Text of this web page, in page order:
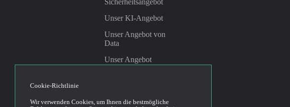
Sicherheitsangebot
Unser KI-Angebot
Unser Angebot von
Data
Unser Angebot
Cookie-Richtlinie
Wir verwenden Cookies, um Ihnen die bestmögliche